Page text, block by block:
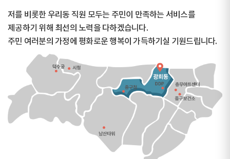
저를 비롯한 우리동 직원 모두는 주민이 만족하는 서비스를
제공하기 위해 최선의 노력을 다하겠습니다.
주민 여러분의 가정에 평화로운 행복이 가득하기실 기원드립니다.